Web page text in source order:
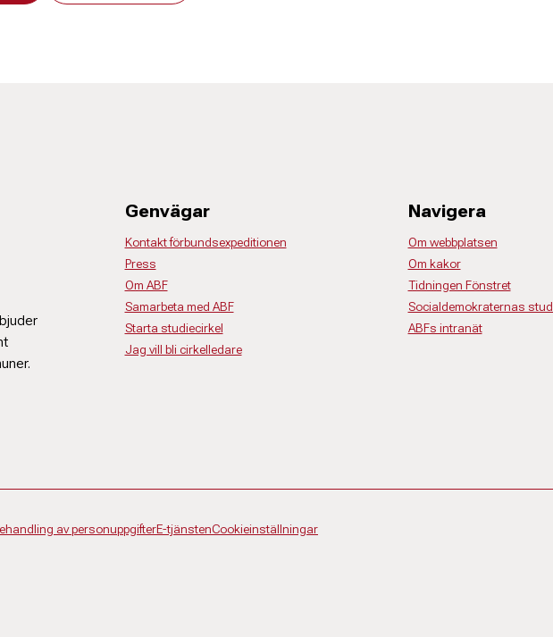
Genvägar
Kontakt förbundsexpeditionen
Press
Om ABF
Samarbeta med ABF
Starta studiecirkel
Jag vill bli cirkelledare
Navigera
Om webbplatsen
Om kakor
Tidningen Fönstret
Socialdemokraternas
ABFs intranät
av personuppgifterE-tjänstenCookieinställningar